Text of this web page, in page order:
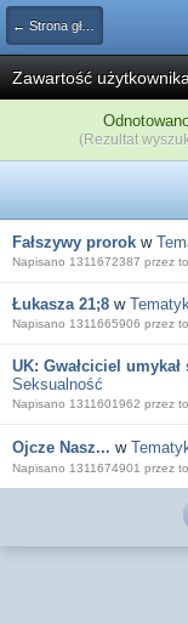
← Strona główna
Zawartość
(Rezultat
Fałszywy prorok w
Napisano 1311672387 przez
Łukasza 21;8 w
Napisano 1311665906 przez
UK: Gwałciciel
Seksualność
Napisano 1311601962 przez
Ojcze Nasz... w
Napisano 1311674901 przez